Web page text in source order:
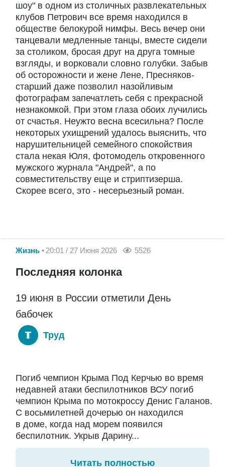
шоу" в одном из столичных развлекательных
клубов Петрович все время находился в
обществе белокурой нимфы. Весь вечер они
танцевали медленные танцы, вместе сидели
за столиком, бросая друг на друга томные
взгляды, и ворковали словно голубки. Забыв
об осторожности и жене Лене, Пресняков-
старший даже позволил назойливым
фотографам запечатлеть себя с прекрасной
незнакомкой. При этом глаза обоих лучились
от счастья. Неужто весна всесильна? После
некоторых ухищрений удалось выяснить, что
нарушительницей семейного спокойствия
стала некая Юля, фотомодель откровенного
мужского журнала "Андрей", а по
совместительству еще и стриптизерша.
Скорее всего, это - несерьезный роман.
Жизнь 20:01 / 27 Июня 2026 5526
Последняя колонка
19 июня в России отметили День
бабочек
Труд
Погиб чемпион Крыма Под Керчью во время
недавней атаки беспилотников ВСУ погиб
чемпион Крыма по мотокроссу Денис Галанов.
С восьмилетней дочерью он находился
в доме, когда над морем появился
беспилотник. Укрыв Дарину...
Читать полностью